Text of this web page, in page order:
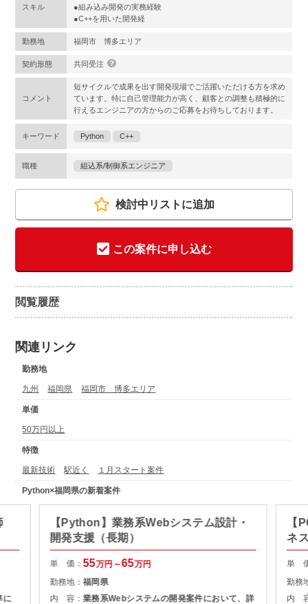
スキル
●組み込み開発の実務経験
●C++を用いた開発経
勤務地 福岡市 博多エリア
契約形態 共同受注
コメント
短サイクルで成果を出す開発現場でご活躍いただける方を求め
ています。特に自己管理能力が高く、顧客との調整も積極的に
行えるエンジニアの方からのご応募をお待ちしております。
キーワード Python C++
職種 組込系/制御系エンジニア
検討中リストに追加
この案件に申し込む
閲覧履歴
関連リンク
勤務地
九州 福岡県 福岡市 博多エリア
単価
50万円以上
特徴
最新技術 駅近く １月スタート案件
Python×福岡県の新着案件
に
【Python】業務系Webシステム設計・
開発支援（長期）
単 価：55万円～65万円
勤務地：福岡県
内 容：業務系Webシステムの開発案件において、詳
【
ネ
単
勤務
内